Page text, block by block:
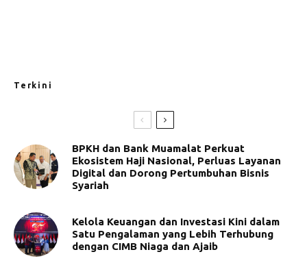
Terkini
BPKH dan Bank Muamalat Perkuat
Ekosistem Haji Nasional, Perluas Layanan
Digital dan Dorong Pertumbuhan Bisnis
Syariah
Kelola Keuangan dan Investasi Kini dalam
Satu Pengalaman yang Lebih Terhubung
dengan CIMB Niaga dan Ajaib